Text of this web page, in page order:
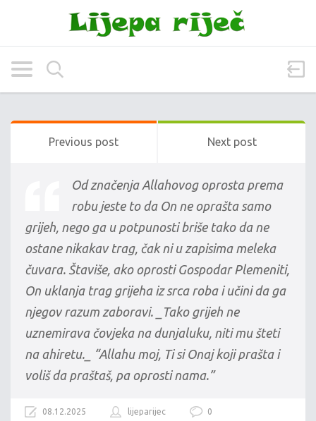
Previous post Next post
Od značenja Allahovog oprosta prema
robu jeste to da On ne oprašta samo
grijeh, nego ga u potpunosti briše tako da ne
ostane nikakav trag, čak ni u zapisima meleka
čuvara. Štaviše, ako oprosti Gospodar Plemeniti,
On uklanja trag grijeha iz srca roba i učini da ga
njegov razum zaboravi. _Tako grijeh ne
uznemirava čovjeka na dunjaluku, niti mu šteti
na ahiretu._ “Allahu moj, Ti si Onaj koji prašta i
voliš da praštaš, pa oprosti nama.”
08.12.2025 lijeparijec 0